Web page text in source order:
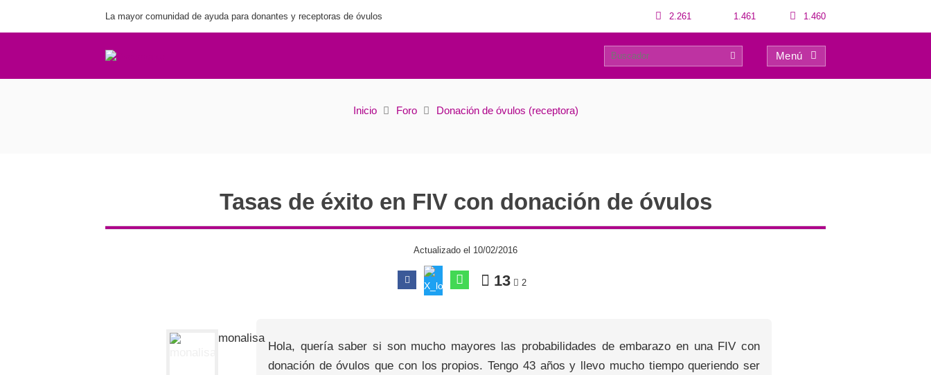
La mayor comunidad de ayuda para donantes y receptoras de óvulos 2.261 1.461 1.460
Menú
Tasas de éxito en FIV con donación de óvulos
11 0
Inicio Foro Donación de óvulos (receptora)
Tasas de éxito en FIV con donación de óvulos
Actualizado el 10/02/2016
13 2
monalisa
Hola, quería saber si son mucho mayores las probabilidades de embarazo en una FIV con
donación de óvulos que con los propios. Tengo 43 años y llevo mucho tiempo queriendo ser